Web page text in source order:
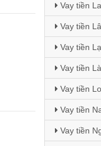
Vay tiền
Vay tiền
Vay tiền
Vay tiền
Vay tiền
Vay tiền
Vay tiền